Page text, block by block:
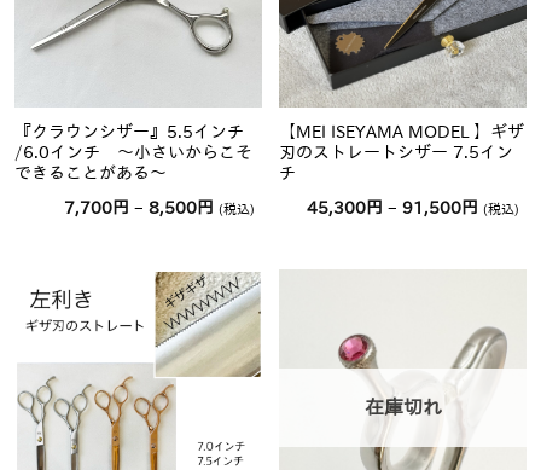
『クラウンシザー』5.5インチ
/6.0インチ 〜小さいからこそ
できることがある〜
7,700 円 – 8,500 円 価
円
–
8,500
円
(税込)
【MEI ISEYAMA MODEL 】ギザ
刃のストレートシザー 7.5イン
チ
45,300 円 – 91,500 円 価
円
(税込)
在庫切れ